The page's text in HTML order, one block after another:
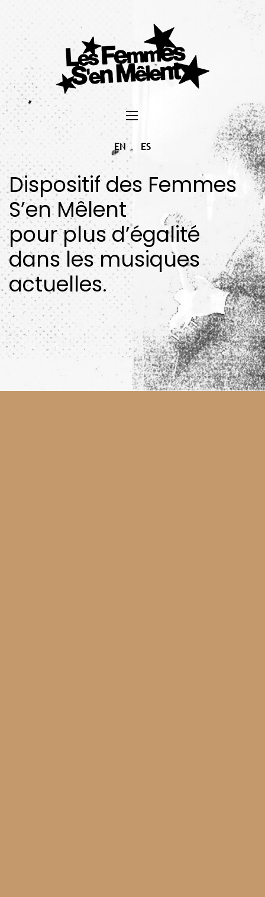
EN ES
Dispositif des Femmes
S’en Mêlent
pour plus d’égalité
dans les musiques
actuelles.